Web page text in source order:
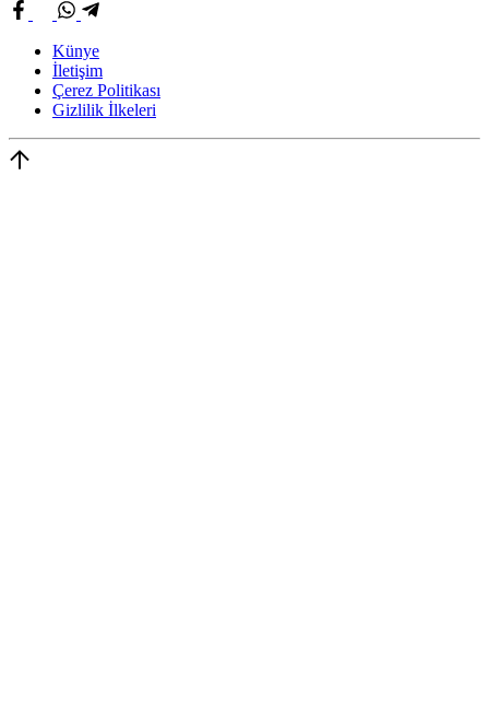
Künye
İletişim
Çerez Politikası
Gizlilik İlkeleri